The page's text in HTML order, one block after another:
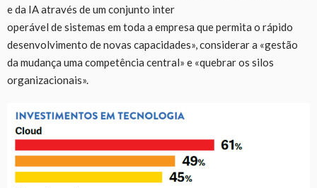
e da IA através de um conjunto inter
operável de sistemas em toda a empresa que permita o rápido
desenvolvimento de novas capacidades», considerar a «gestão
da mudança uma competência central» e «quebrar os silos
organizacionais».